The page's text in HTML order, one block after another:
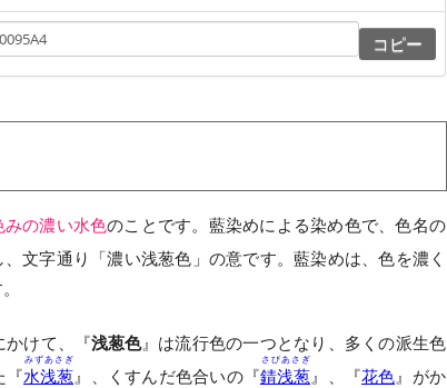
コピー
みの濃い水色のことです。藍染めによる染め色で、色名の
、文字通り「濃い浅葱色」の意です。藍染めは、色を濃く
かけて、『浅葱色』は流行色の一つとなり、多くの派生色
『水浅葱
みずあさぎ
』、くすんだ色合いの『錆浅葱
さびあさぎ
』、『花色 』がか